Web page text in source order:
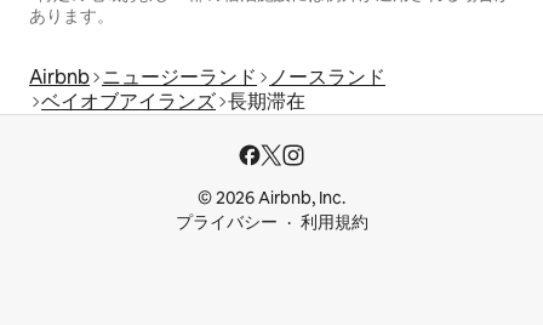
あります。
Airbnb ニュージーランド
ノースランド
ベイオブアイランズ 長期滞在
© 2026 Airbnb, Inc.
プライバシー
利用規約